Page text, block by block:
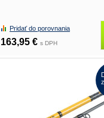
Pridať do porovnania
163,95 € s DPH